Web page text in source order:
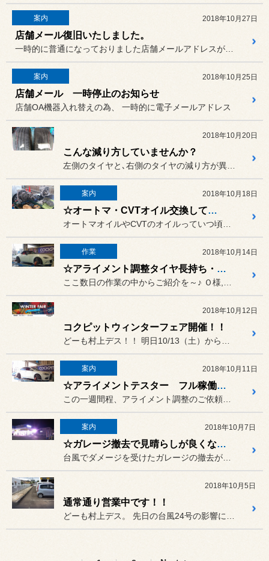
案内 2018年10月27日
店舗メール復旧いたしました。
案内 2018年10月25日
店舗メール 一時停止のお知らせ
店舗OA機器入れ替えの為、 一時的に電子メールアドレス
2018年10月20日
こんな減り方していませんか？
案内 2018年10月18日
☆オートマ・CVTオイル交換してますか？☆
作業 2018年10月14日
☆アライメント調整タイヤ長持ち・クルマリフレッシュ☆
2018年10月12日
コクピットウィンターフェア開催！！
案内 2018年10月11日
☆アライメントテスター フル稼働中です!!☆
案内 2018年10月7日
☆ガレージ撤去で見晴らしが良くなりました！！☆
2018年10月5日
通常通り営業中です！！